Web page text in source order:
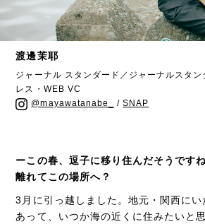
渡邊茉耶
ジャーナル スタンダード／ジャーナルスタ
レス・WEB VC
@mayawatanabe_
/SNAP
ーこの春、逗子に移り住んだそうです
離れてこの場所へ？
3月に引っ越しました。地元・関西に
あって、いつか海の近くに住みたいと